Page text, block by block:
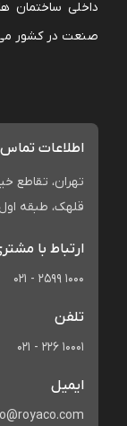
داخلی ساختمان
صنعت در کشور
اطلاعات تماس
تهران، تقاطع
قلهک، طبقه اول،
ارتباط با
021 - 2599 1000
تلفن
021 - 226 10001
ایمیل